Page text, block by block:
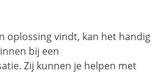
oplossing vindt, kan het handig
bij een
Zij kunnen je helpen met